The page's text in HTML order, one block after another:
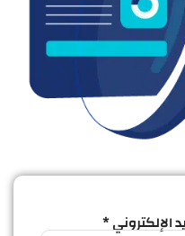
الإلكتروني *